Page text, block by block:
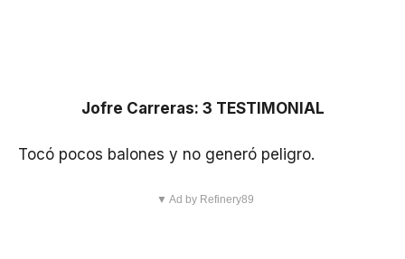
Jofre Carreras: 3 TESTIMONIAL
Tocó pocos balones y no generó peligro.
▼ Ad by Refinery89